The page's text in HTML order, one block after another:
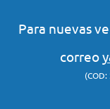
Para nuevas
correo